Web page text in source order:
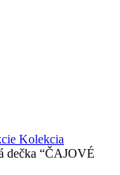
Kolekcia
dečka “ČAJOVÉ